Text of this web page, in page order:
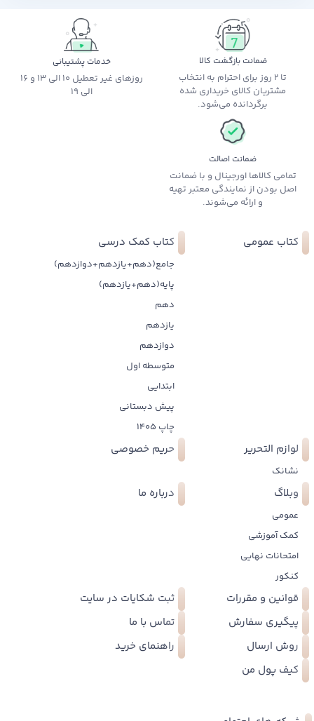
ضمانت بازگشت کالا
تا 2 روز برای احترام به انتخاب
مشتریان کالای خریداری شده
برگردانده می‌شود.
خدمات پشتیبانی
روزهای غیر تعطیل 10 الی 13 و 16
الی 19
ضمانت اصالت
تمامی کالاها اورجینال و با ضمانت
اصل بودن از نمایندگی معتبر تهیه
و ارائه می‌شوند.
کتاب عمومی کتاب کمک درسی
جامع(دهم+یازدهم+دوازدهم)
پایه(دهم+یازدهم)
دهم
یازدهم
دوازدهم
متوسطه اول
ابتدایی
پیش دبستانی
چاپ 1405
لوازم التحریر
نشانک
حریم خصوصی
وبلاگ
عمومی
کمک آموزشی
امتحانات نهایی
کنکور
درباره ما
قوانین و مقررات
ثبت شکایات در سایت
پیگیری سفارش
تماس با ما
روش ارسال
راهنمای خرید
کیف پول من